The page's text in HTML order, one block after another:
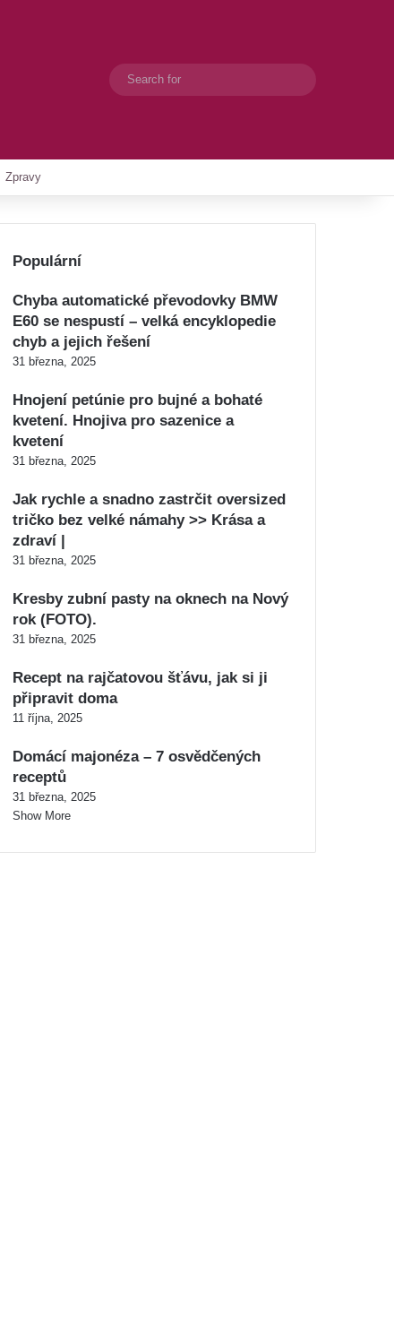
Switch skin
Zpravy
Populární
Chyba automatické převodovky BMW
E60 se nespustí – velká encyklopedie
chyb a jejich řešení
31 března, 2025
Hnojení petúnie pro bujné a bohaté
kvetení. Hnojiva pro sazenice a
kvetení
31 března, 2025
Jak rychle a snadno zastrčit oversized
tričko bez velké námahy >> Krása a
zdraví |
31 března, 2025
Kresby zubní pasty na oknech na Nový
rok (FOTO).
31 března, 2025
Recept na rajčatovou šťávu, jak si ji
připravit doma
11 října, 2025
Domácí majonéza – 7 osvědčených
receptů
31 března, 2025
Show More